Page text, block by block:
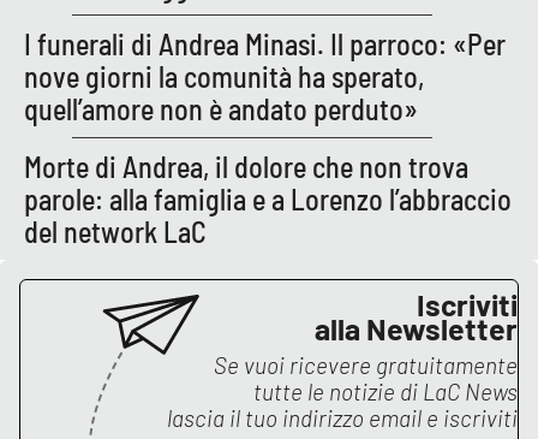
Reggio Calabria
Lamezia Terme
PROGETTI
SPECIALI
Buona Sanità Calabria
I funerali di Andrea Minasi. Il parroco: «Per
nove giorni la comunità ha sperato,
quell’amore non è andato perduto»
Morte di Andrea, il dolore che non trova
parole: alla famiglia e a Lorenzo l’abbraccio
del network LaC
Iscriviti
alla Newsletter
Se vuoi ricevere gratuitamente
tutte le notizie di LaC News
lascia il tuo indirizzo email e iscriviti